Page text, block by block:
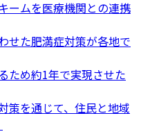
ームを医療機関との連携
せた肥満症対策が各地で
ため約1年で実現させた
策を通じて、住民と地域